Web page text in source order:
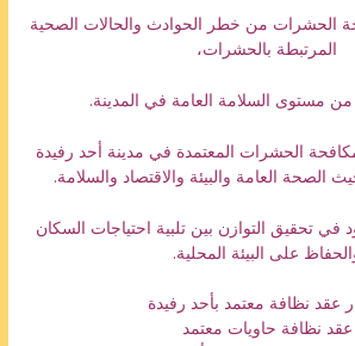
الحشرات من خطر الحوادث والحالات الصحية
المرتبطة بالحشرات،
مستوى السلامة العامة في المدينة.
الحشرات المعتمدة في مدينة أحد رفيدة
الصحة العامة والبيئة والاقتصاد والسلامة.
في تحقيق التوازن بين تلبية احتياجات السكان
على البيئة المحلية.
عقد نظافة معتمد بأحد رفيدة
عقد نظافة حاويات معتمد